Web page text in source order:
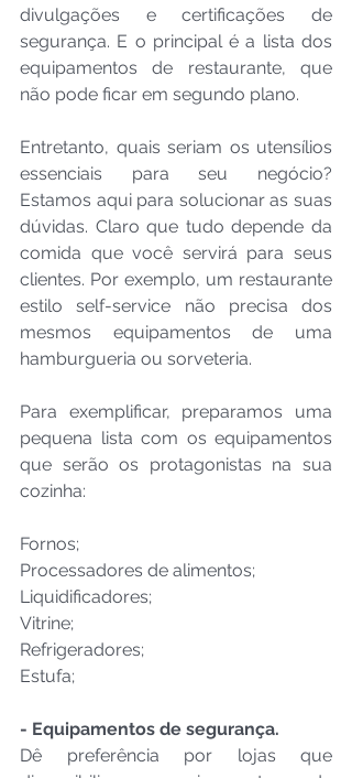
divulgações e certificações de
segurança. E o principal é a lista dos
equipamentos de restaurante, que
não pode ficar em segundo plano.
Entretanto, quais seriam os utensílios
essenciais para seu negócio?
Estamos aqui para solucionar as suas
dúvidas. Claro que tudo depende da
comida que você servirá para seus
clientes. Por exemplo, um restaurante
estilo self-service não precisa dos
mesmos equipamentos de uma
hamburgueria ou sorveteria.
Para exemplificar, preparamos uma
pequena lista com os equipamentos
que serão os protagonistas na sua
cozinha:
Fornos;
Processadores de alimentos;
Liquidificadores;
Vitrine;
Refrigeradores;
Estufa;
- Equipamentos de segurança.
Dê preferência por lojas que